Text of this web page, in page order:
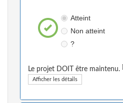
Atteint
Non atteint
?
Le projet DOIT être maintenu.
Afficher les détails